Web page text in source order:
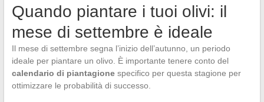
Quando piantare i tuoi olivi: il
mese di settembre è ideale
Il mese di settembre segna l’inizio dell’autunno, un periodo
ideale per piantare un olivo. È importante tenere conto del
calendario di piantagionespecifico per questa stagione per
ottimizzare le probabilità di successo.